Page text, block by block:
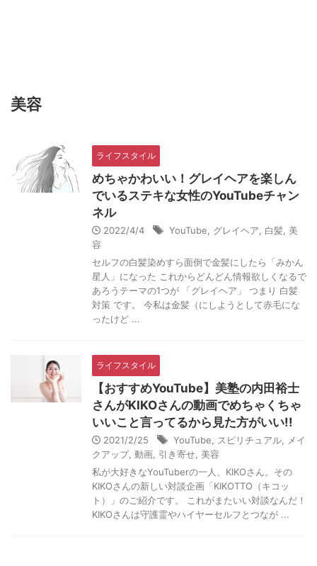
美容
ライフスタイル
めちゃかわいい！グレイヘアを楽しん
でいるステキな女性のYouTubeチャン
ネル
2022/4/4 YouTube グレイヘア 白髪 美
容
セルフの白髪染めすら面倒で金髪にしたら「みかん
星人」になった これからどんどん情報欲しくなるで
あろうテーマの1つが 「グレイヘア」 つまり 白髪
対策 です。 今私は金髪（にしようとして赤毛にな
ったけど ...
ライフスタイル
【おすすめYouTube】美塾の内田裕士
さんがKIKOさんの動画でめちゃくちゃ
いいこと言ってるから見た方がいい!!
2021/2/25 YouTube スピリチュアル
メイ
クアップ, 動画 引き寄せ 美容
私が大好きなYouTuberの一人、KIKOさん。その
KIKOさんの新しい対談企画「KIKOTTO（キコッ
ト）」のご紹介です。 これがまたいい対談なんだ！
KIKOさんは守護霊やハイヤーセルフとつなが ...